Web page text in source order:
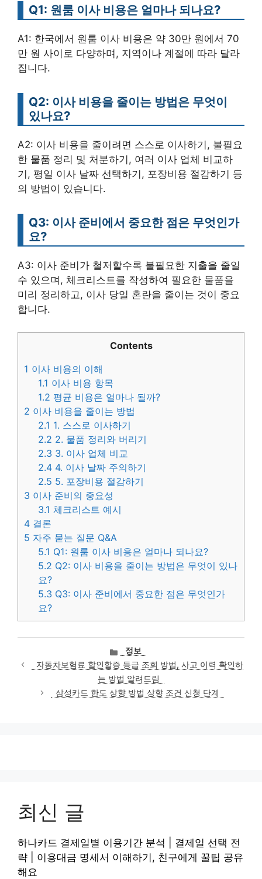
Q1: 원룸 이사 비용은 얼마나 되나요?
A1: 한국에서 원룸 이사 비용은 약 30만 원에서 70
만 원 사이로 다양하며, 지역이나 계절에 따라 달라
집니다.
Q2: 이사 비용을 줄이는 방법은 무엇이
있나요?
A2: 이사 비용을 줄이려면 스스로 이사하기, 불필요
한 물품 정리 및 처분하기, 여러 이사 업체 비교하
기, 평일 이사 날짜 선택하기, 포장비용 절감하기 등
의 방법이 있습니다.
Q3: 이사 준비에서 중요한 점은 무엇인가
요?
A3: 이사 준비가 철저할수록 불필요한 지출을 줄일
수 있으며, 체크리스트를 작성하여 필요한 물품을
미리 정리하고, 이사 당일 혼란을 줄이는 것이 중요
합니다.
Contents
1 이사 비용의 이해
1.1 이사 비용 항목
1.2 평균 비용은 얼마나 될까?
2 이사 비용을 줄이는 방법
2.1 1. 스스로 이사하기
2.2 2. 물품 정리와 버리기
2.3 3. 이사 업체 비교
2.4 4. 이사 날짜 주의하기
2.5 5. 포장비용 절감하기
3 이사 준비의 중요성
3.1 체크리스트 예시
4 결론
5 자주 묻는 질문 Q&A
5.1 Q1: 원룸 이사 비용은 얼마나 되나요?
5.2 Q2: 이사 비용을 줄이는 방법은 무엇이 있나
요?
5.3 Q3: 이사 준비에서 중요한 점은 무엇인가
요?
카
테
고
리
정보
자동차보험료 할인할증 등급 조회 방법, 사고 이력 확인하
는 방법 알려드림
삼성카드 한도 상향 방법 상향 조건 신청 단계
최신 글
하나카드 결제일별 이용기간 분석 | 결제일 선택 전
략 | 이용대금 명세서 이해하기, 친구에게 꿀팁 공유
해요